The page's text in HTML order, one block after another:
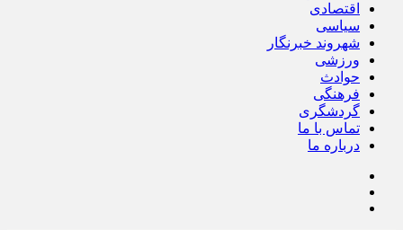
اقتصادی
سیاسی
شهروند خبرنگار
ورزشی
حوادث
فرهنگی
گردشگری
تماس با ما
درباره ما